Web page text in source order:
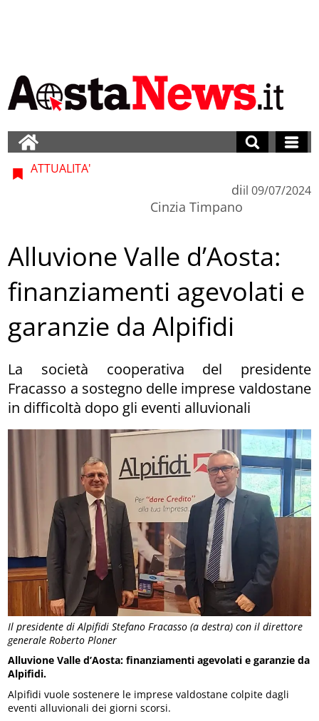
Il presidente di Alpifidi Stefano Fracasso (a destra) con il direttore
generale Roberto Ploner
ATTUALITA'
di
Cinzia Timpano
il 09/07/2024
Alluvione Valle d’Aosta:
finanziamenti agevolati e
garanzie da Alpifidi
La società cooperativa del presidente
Fracasso a sostegno delle imprese valdostane
in difficoltà dopo gli eventi alluvionali
Alluvione Valle d’Aosta: finanziamenti agevolati e garanzie da
Alpifidi.
Alpifidi vuole sostenere le imprese valdostane colpite dagli
eventi alluvionali dei giorni scorsi.